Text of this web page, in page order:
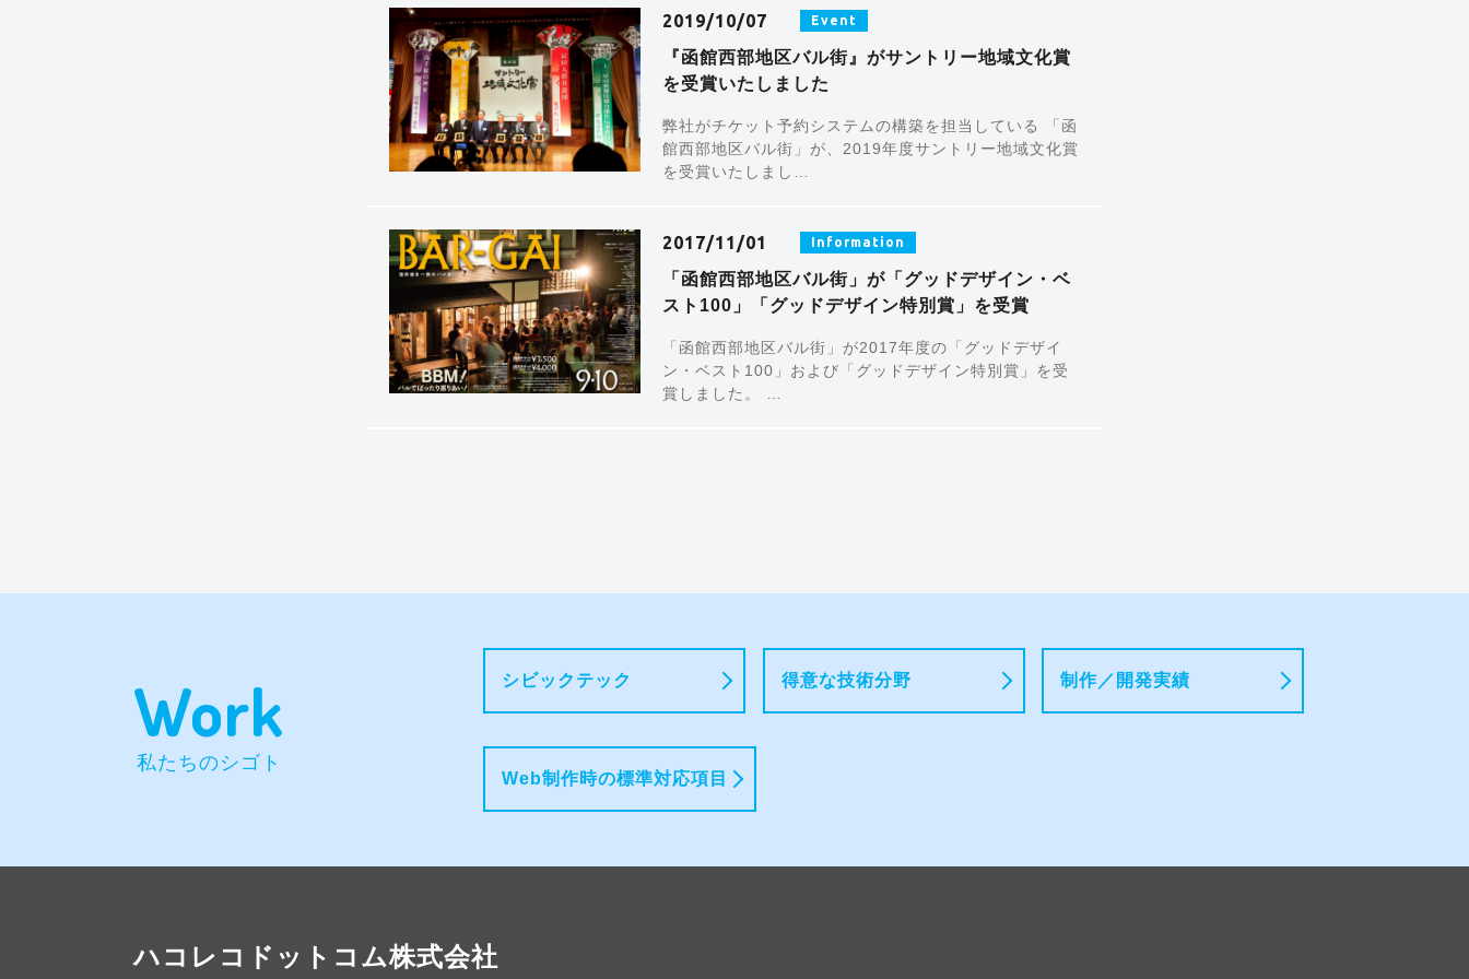
2019/10/07 Event
『函館西部地区バル街』がサントリー地域文化賞
を受賞いたしました
弊社がチケット予約システムの構築を担当している 「函
館西部地区バル街」が、2019年度サントリー地域文化賞
を受賞いたしまし…
2017/11/01 Information
「函館西部地区バル街」が「グッドデザイン・ベ
スト100」「グッドデザイン特別賞」を受賞
「函館西部地区バル街」が2017年度の「グッドデザイ
ン・ベスト100」および「グッドデザイン特別賞」を受
賞しました。 …
Work
私たちのシゴト
シビックテック 得意な技術分野 制作／開発実績
Web制作時の標準対応項目
ハコレコドットコム株式会社